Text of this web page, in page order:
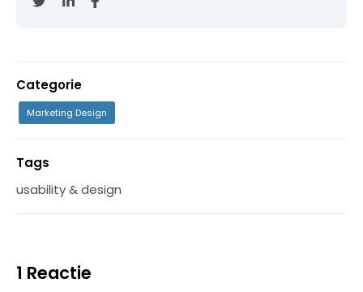
Categorie
Marketing Design
Tags
usability & design
1 Reactie